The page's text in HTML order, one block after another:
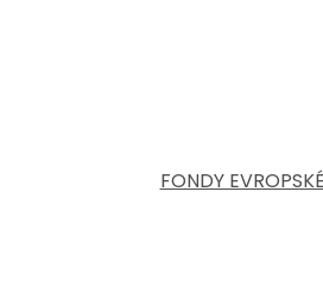
FONDY